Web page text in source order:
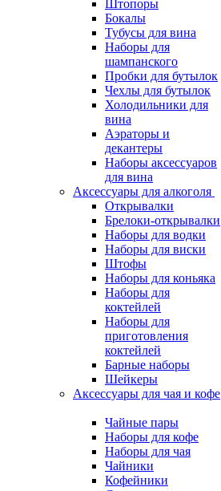
Штопоры
Бокалы
Тубусы для вина
Наборы для
шампанского
Пробки для бутылок
Чехлы для бутылок
Холодильники для
вина
Аэраторы и
декантеры
Наборы аксессуаров
для вина
Аксессуары для алкоголя
Открывалки
Брелоки-открывалки
Наборы для водки
Наборы для виски
Штофы
Наборы для коньяка
Наборы для
коктейлей
Наборы для
приготовления
коктейлей
Барные наборы
Шейкеры
Аксессуары для чая и кофе
Чайные пары
Наборы для кофе
Наборы для чая
Чайники
Кофейники